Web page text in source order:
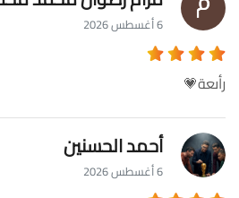
6 أغسطس 2026
رأىعة💗
أحمد الحسنين
6 أغسطس 2026